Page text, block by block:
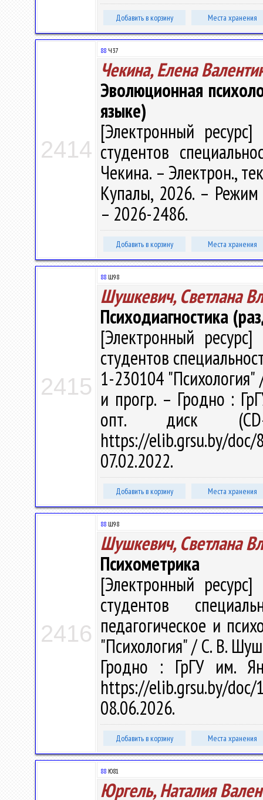
Добавить в корзину Места хранения
2414
88 Ч37
Чекина, Елена
Эволюционная
языке)
[Электронный
студентов
Чекина. – Электрон.,
Купалы, 2026. –
– 2026-2486.
Добавить в корзину Места хранения
2415
88 Ш98
Шушкевич, Светлана
Психодиагностика
[Электронный
студентов
1-230104
и прогр. – Гродно :
опт. диск
https://elib.grsu.by/
07.02.2022.
Добавить в корзину Места хранения
2416
88 Ш98
Шушкевич, Светлана
Психометрика
[Электронный
студентов
педагогическое и
"Психология" / С. В.
Гродно : ГрГУ им.
https://elib.grsu.by/
08.06.2026.
Добавить в корзину Места хранения
88 Ю81
Юргель, Наталия